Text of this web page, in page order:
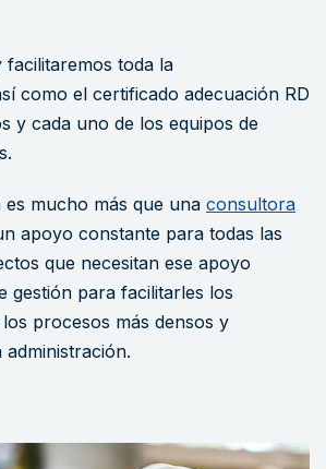
toda la
como el certificado adecuación RD
y cada uno de los equipos de
mucho más que una consultora
apoyo constante para todas las
que necesitan ese apoyo
gestión para facilitarles los
procesos más densos y